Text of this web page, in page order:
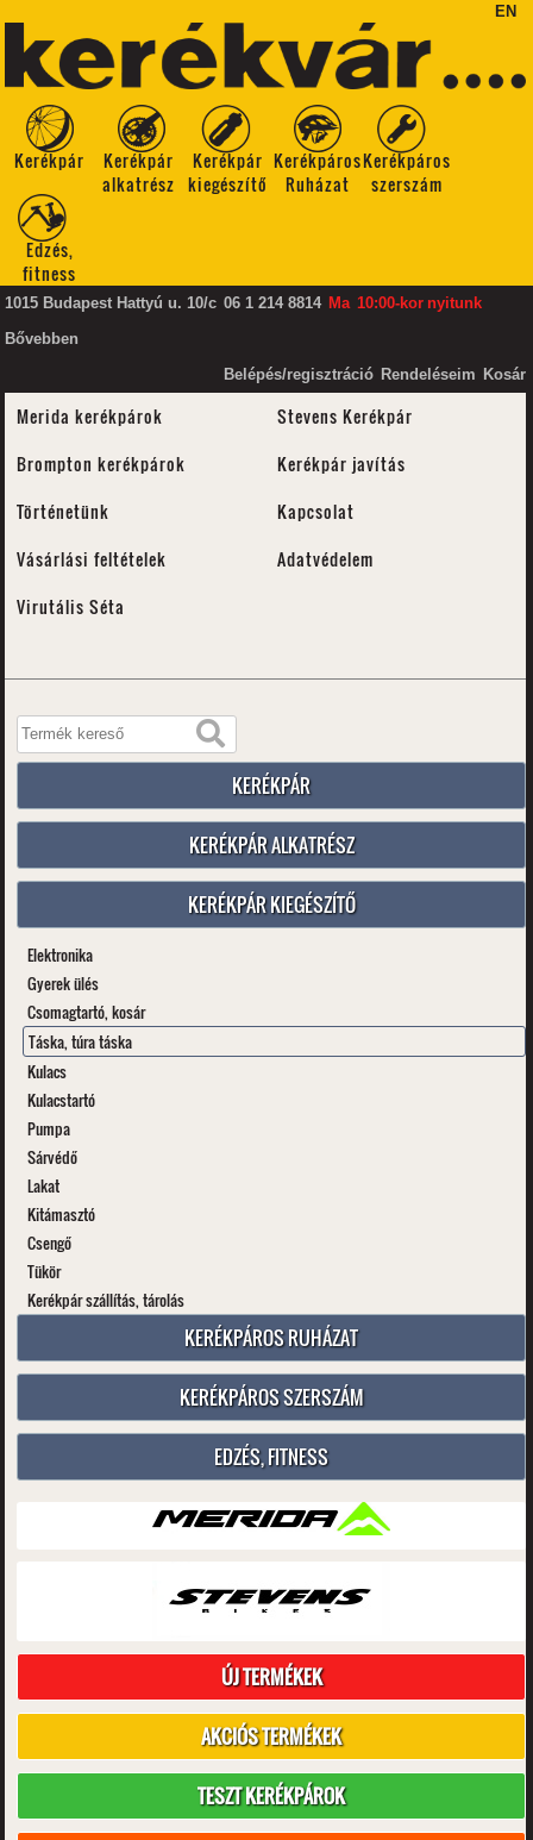
EN
Kerékpár
Kerékpár
alkatrész
Kerékpár
kiegészítő
Kerékpáros
Ruházat
Kerékpáros
szerszám
Edzés,
fitness
1015 Budapest Hattyú u. 10/c 06 1 214 8814 Ma 10:00-kor nyitunk
Bővebben
Belépés/regisztráció Rendeléseim Kosár
Merida kerékpárok
Stevens Kerékpár
Brompton kerékpárok
Kerékpár javítás
Történetünk
Kapcsolat
Vásárlási feltételek
Adatvédelem
Virutális Séta
KERÉKPÁR
KERÉKPÁR ALKATRÉSZ
KERÉKPÁR KIEGÉSZÍTŐ
Elektronika
Gyerek ülés
Csomagtartó, kosár
Táska, túra táska
Kulacs
Kulacstartó
Pumpa
Sárvédő
Lakat
Kitámasztó
Csengő
Tükör
Kerékpár szállítás, tárolás
KERÉKPÁROS RUHÁZAT
KERÉKPÁROS SZERSZÁM
EDZÉS, FITNESS
ÚJ TERMÉKEK
AKCIÓS TERMÉKEK
TESZT KERÉKPÁROK